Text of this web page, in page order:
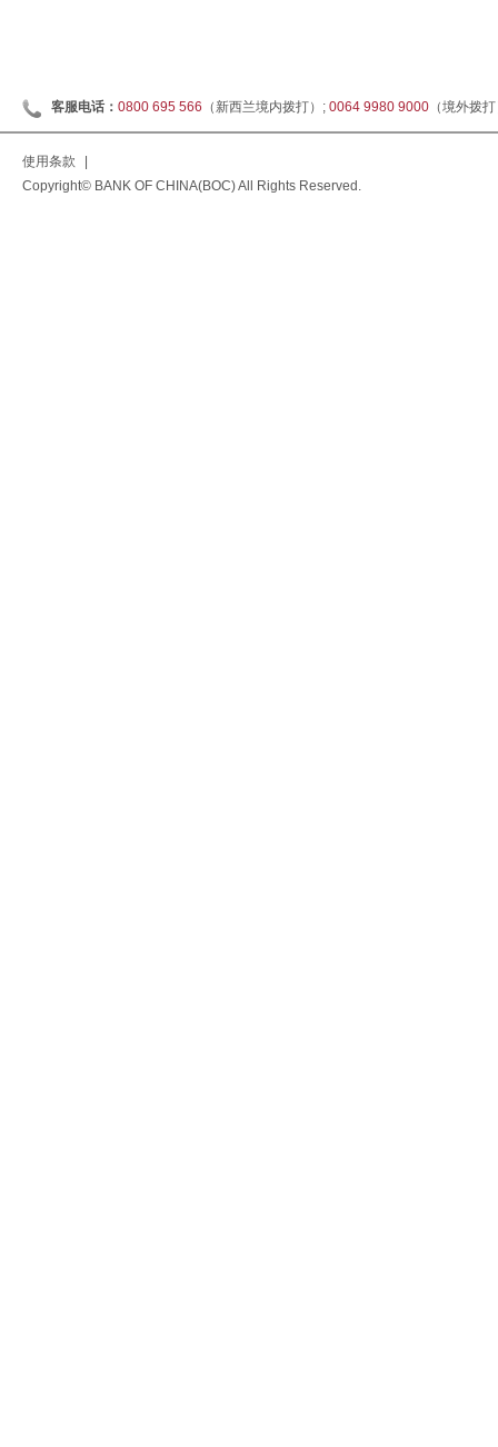
客服电话： 0800 695 566 （新西兰境内拨打）; 0064 9980 9000 （境外拨
使用条款
Copyright© BANK OF CHINA(BOC) All Rights Reserved.